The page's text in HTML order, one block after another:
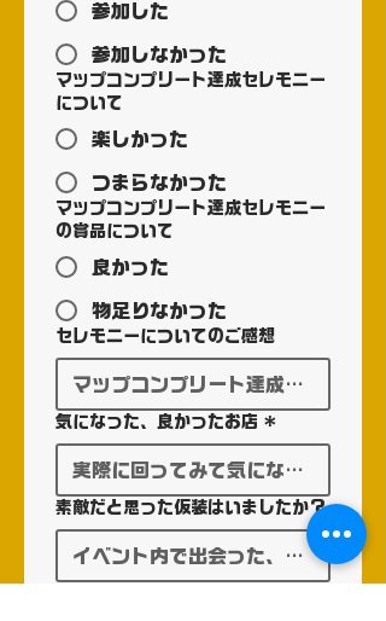
参加した
参加しなかった
マップコンプリート達成セレモニー
について
楽しかった
つまらなかった
マップコンプリート達成セレモニー
の賞品について
良かった
物足りなかった
セレモニーについてのご感想
気になった、良かったお店 *
素敵だと思った仮装はいましたか？